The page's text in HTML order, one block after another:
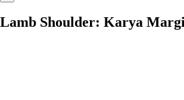
Lamb Shoulder: Karya